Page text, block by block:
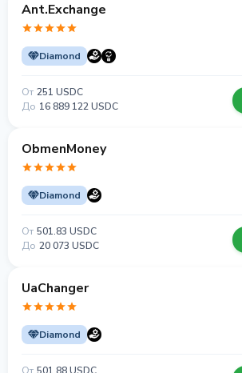
Ant.Exchange
Diamond
От 251 USDC
До 16 889 122 USDC
ObmenMoney
Diamond
От 501.83 USDC
До 20 073 USDC
UaChanger
Diamond